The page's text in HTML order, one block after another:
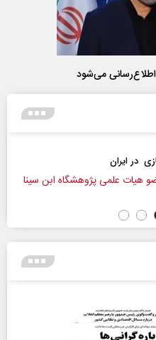
اطلاع‌رسانی می‌شود
در ایران
هیات علمی پژوهشگاه ابن سینا